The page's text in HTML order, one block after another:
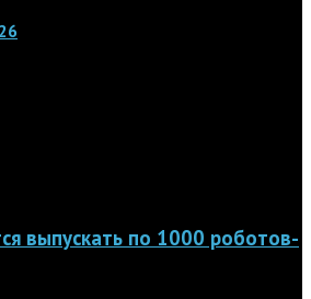
выпускать по 1000 роботов-